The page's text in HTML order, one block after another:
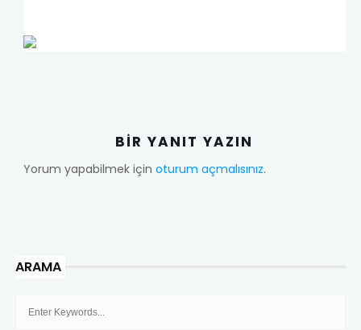
BIR YANIT YAZIN
Yorum yapabilmek için oturum açmalısınız.
ARAMA